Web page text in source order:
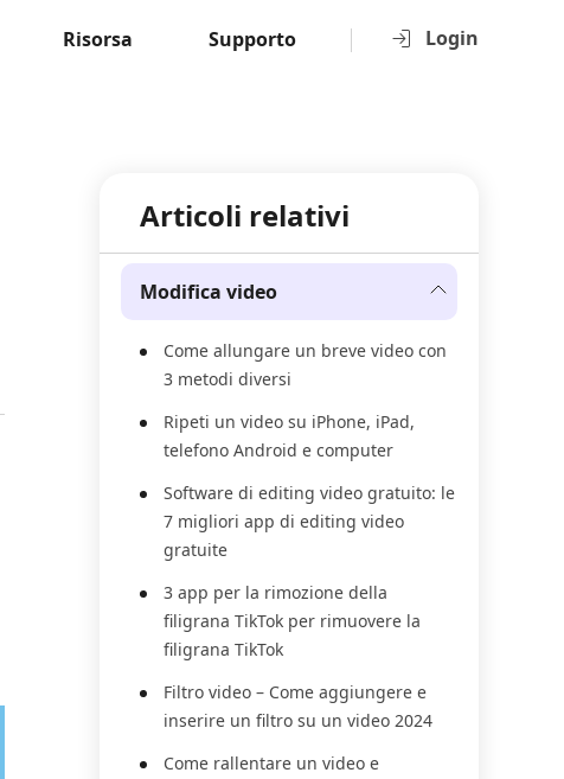
Login
Risorsa Supporto
Articoli relativi
Modifica video
Come allungare un breve video con
3 metodi diversi
Ripeti un video su iPhone, iPad,
telefono Android e computer
Software di editing video gratuito: le
7 migliori app di editing video
gratuite
3 app per la rimozione della
filigrana TikTok per rimuovere la
filigrana TikTok
Filtro video – Come aggiungere e
inserire un filtro su un video 2024
Come rallentare un video e